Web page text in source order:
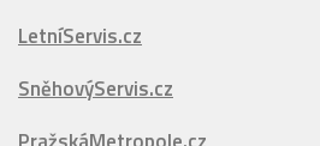
LetníServis.cz
SněhovýServis.cz